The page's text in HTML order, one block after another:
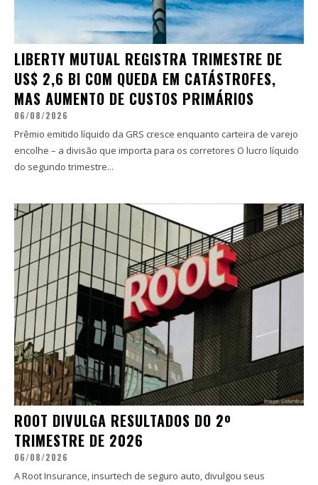
LIBERTY MUTUAL REGISTRA TRIMESTRE DE
US$ 2,6 BI COM QUEDA EM CATÁSTROFES,
MAS AUMENTO DE CUSTOS PRIMÁRIOS
06/08/2026
Prêmio emitido líquido da GRS cresce enquanto carteira de varejo
encolhe – a divisão que importa para os corretores O lucro líquido
do segundo trimestre...
ROOT DIVULGA RESULTADOS DO 2º
TRIMESTRE DE 2026
06/08/2026
A Root Insurance, insurtech de seguro auto, divulgou seus